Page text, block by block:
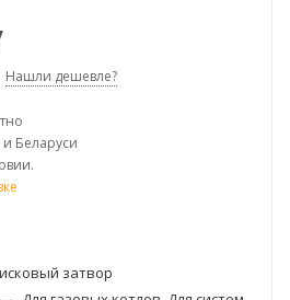
Нашли дешевле?
Беларуси
затвор